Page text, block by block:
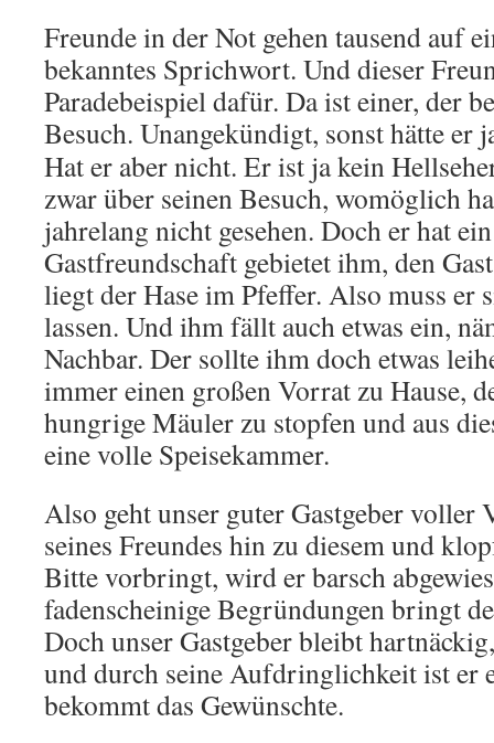
Freunde in der Not gehen tausend auf
bekanntes Sprichwort. Und dieser
Paradebeispiel dafür. Da ist einer, der
Besuch. Unangekündigt, sonst hätte er
Hat er aber nicht. Er ist ja kein
zwar über seinen Besuch, womöglich
jahrelang nicht gesehen. Doch er hat
Gastfreundschaft gebietet ihm, den
liegt der Hase im Pfeffer. Also muss er
lassen. Und ihm fällt auch etwas ein,
Nachbar. Der sollte ihm doch etwas
immer einen großen Vorrat zu Hause,
hungrige Mäuler zu stopfen und aus
eine volle Speisekammer.
Also geht unser guter Gastgeber voller
seines Freundes hin zu diesem und
Bitte vorbringt, wird er barsch
fadenscheinige Begründungen bringt
Doch unser Gastgeber bleibt
und durch seine Aufdringlichkeit ist er
bekommt das Gewünschte.